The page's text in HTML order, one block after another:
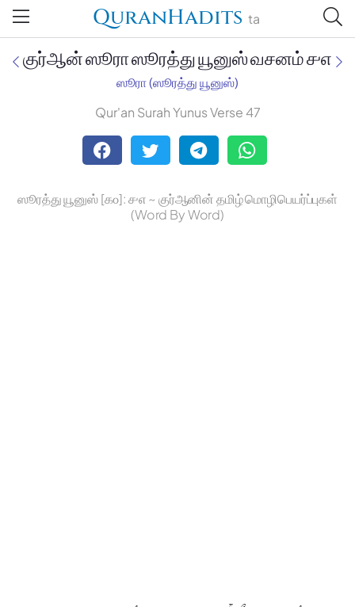
QuranHadits ta
Jan Trust Foundation
Mufti Omar Sheriff Qasimi,
குர்ஆன் ஸூரா ஸூரத்து யூனுஸ் வசனம் ௪௭
ஸூரா (ஸூரத்து யூனுஸ்)
Qur'an Surah Yunus Verse 47
ஸூரத்து யூனுஸ் [௧௦]: ௪௭ ~ குர்ஆனின் தமிழ் மொழிபெயர்ப்புகள்
(Word By Word)